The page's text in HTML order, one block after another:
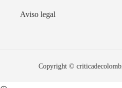
Aviso legal
Copyright ©